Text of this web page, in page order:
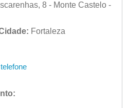
8 - Monte Castelo -
Fortaleza